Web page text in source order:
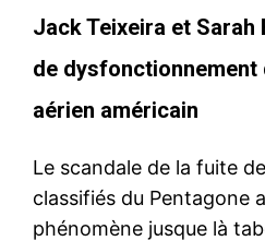
Jack Teixeira et Sarah
de dysfonctionnement
aérien américain
Le scandale de la fuite
classifiés du Pentagone
phénomène jusque là